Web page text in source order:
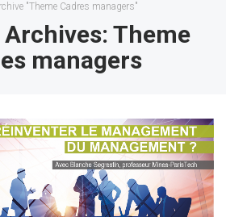
"Theme Cadres managers"
Theme
managers